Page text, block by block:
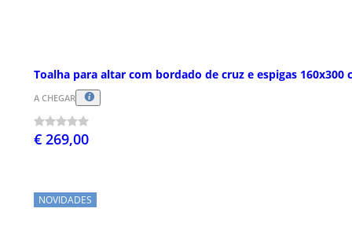
Toalha para altar com bordado de cruz e espigas 160x300
A CHEGAR
€ 269,00
NOVIDADES